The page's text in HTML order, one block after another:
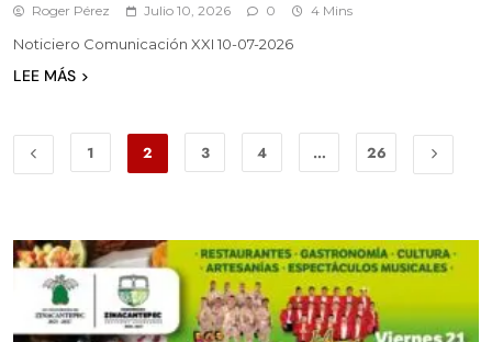
Roger Pérez Julio 10, 2026 0 4 Mins
Noticiero Comunicación XXI 10-07-2026
LEE MÁS
1 2 3 4 … 26